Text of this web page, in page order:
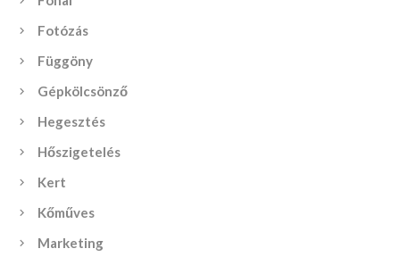
Fotózás
Függöny
Gépkölcsönző
Hegesztés
Hőszigetelés
Kert
Kőműves
Marketing